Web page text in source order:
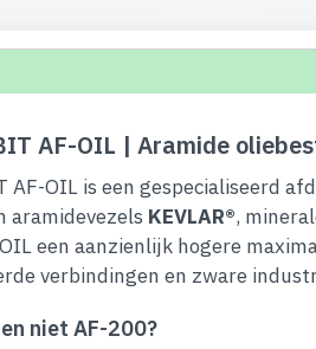
AF-OIL | Aramide
AF-OIL is een gespecialiseerd
aramidevezels KEVLAR®,
een aanzienlijk hogere
verbindingen en zware
niet AF-200?